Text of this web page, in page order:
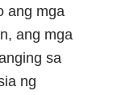
ang mga
ang mga
sa
ng